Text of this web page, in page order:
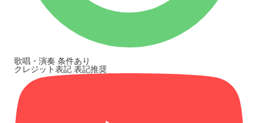
歌唱・演奏 条件あり
クレジット表記 表記推奨